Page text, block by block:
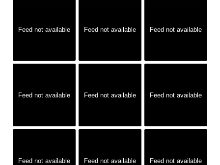
Feed not available Feed not available Feed not available
Feed not available Feed not available Feed not available
Feed not available Feed not available Feed not available